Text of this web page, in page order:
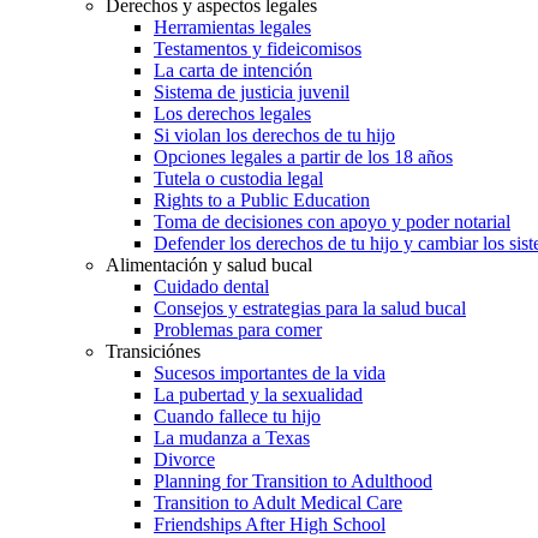
Derechos y aspectos legales
Herramientas legales
Testamentos y fideicomisos
La carta de intención
Sistema de justicia juvenil
Los derechos legales
Si violan los derechos de tu hijo
Opciones legales a partir de los 18 años
Tutela o custodia legal
Rights to a Public Education
Toma de decisiones con apoyo y poder notarial
Defender los derechos de tu hijo y cambiar los
Alimentación y salud bucal
Cuidado dental
Consejos y estrategias para la salud bucal
Problemas para comer
Transiciónes
Sucesos importantes de la vida
La pubertad y la sexualidad
Cuando fallece tu hijo
La mudanza a Texas
Divorce
Planning for Transition to Adulthood
Transition to Adult Medical Care
Friendships After High School